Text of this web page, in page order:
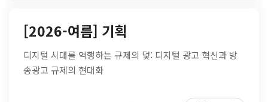
[2026-여름] 기획
디지털 시대를 역행하는 규제의 덫: 디지털 광고 혁신과 방
송광고 규제의 현대화